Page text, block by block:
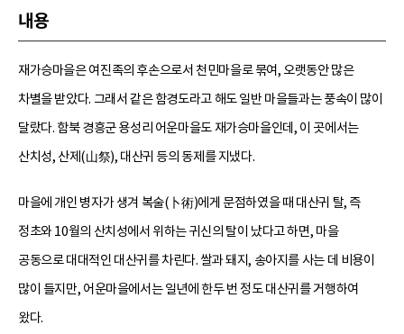
내용
재가승마을은 여진족의 후손으로서 천민마을로 묶여, 오랫동안 많은
차별을 받았다. 그래서 같은 함경도라고 해도 일반 마을들과는 풍속이 많이
달랐다. 함북 경흥군 용성리 어운마을도 재가승마을인데, 이 곳에서는
산치성, 산제(山祭), 대산귀 등의 동제를 지냈다.
마을에 개인 병자가 생겨 복술(卜術)에게 문점하였을 때 대산귀 탈, 즉
정초와 10월의 산치성에서 위하는 귀신의 탈이 났다고 하면, 마을
공동으로 대대적인 대산귀를 차린다. 쌀과 돼지, 송아지를 사는 데 비용이
많이 들지만, 어운마을에서는 일년에 한두 번 정도 대산귀를 거행하여
왔다.